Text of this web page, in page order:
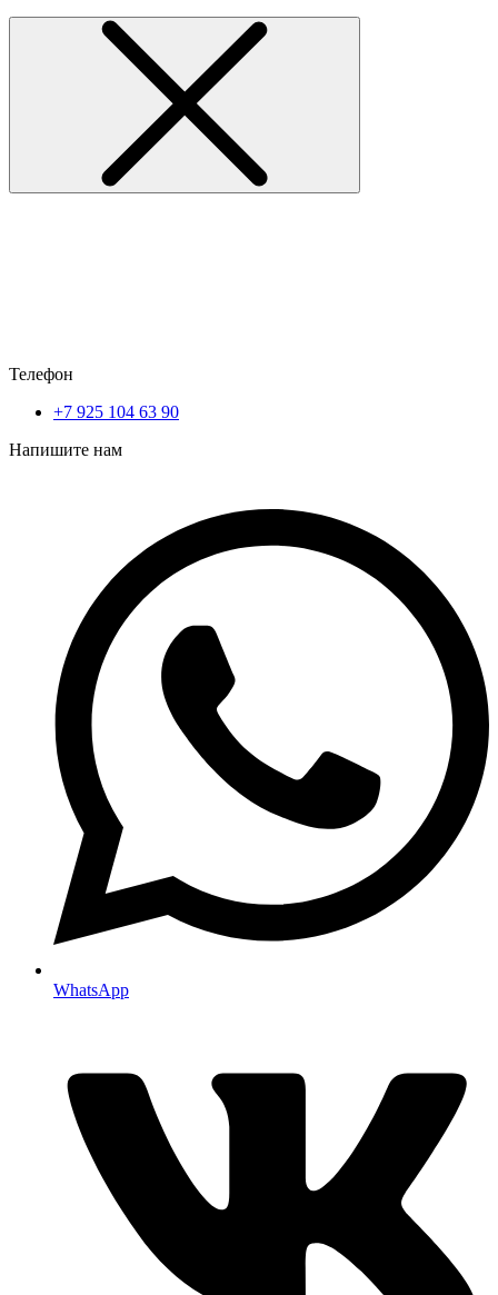
Телефон
+7 925 104 63 90
Напишите нам
WhatsApp